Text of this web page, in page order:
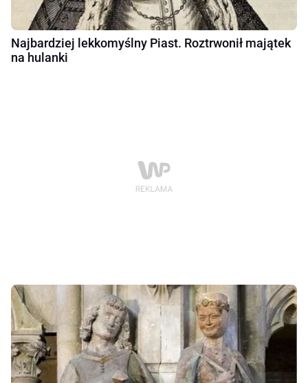
Najbardziej lekkomyślny Piast. Roztrwonił majątek
na hulanki